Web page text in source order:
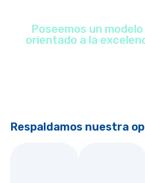
Poseemos un
orientado a la
Respaldamos nuestra